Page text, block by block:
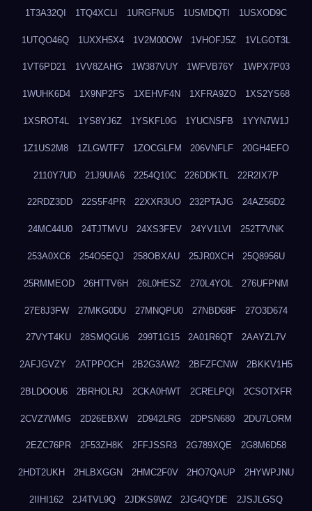
1T3A32QI 1TQ4XCLI 1URGFNU5 1USMDQTI 1USXOD9C
1UTQO46Q 1UXXH5X4 1V2M00OW 1VHOFJ5Z 1VLGOT3L
1VT6PD21 1VV8ZAHG 1W387VUY 1WFVB76Y 1WPX7P03
1WUHK6D4 1X9NP2FS 1XEHVF4N 1XFRA9ZO 1XS2YS68
1XSROT4L 1YS8YJ6Z 1YSKFL0G 1YUCNSFB 1YYN7W1J
1Z1US2M8 1ZLGWTF7 1ZOCGLFM 206VNFLF 20GH4EFO
2110Y7UD 21J9UIA6 2254Q10C 226DDKTL 22R2IX7P
22RDZ3DD 22S5F4PR 22XXR3UO 232PTAJG 24AZ56D2
24MC44U0 24TJTMVU 24XS3FEV 24YV1LVI 252T7VNK
253A0XC6 254O5EQJ 258OBXAU 25JR0XCH 25Q8956U
25RMMEOD 26HTTV6H 26L0HESZ 270L4YOL 276UFPNM
27E8J3FW 27MKG0DU 27MNQPU0 27NBD68F 27O3D674
27VYT4KU 28SMQGU6 299T1G15 2A01R6QT 2AAYZL7V
2AFJGVZY 2ATPPOCH 2B2G3AW2 2BFZFCNW 2BKKV1H5
2BLDOOU6 2BRHOLRJ 2CKA0HWT 2CRELPQI 2CSOTXFR
2CVZ7WMG 2D26EBXW 2D942LRG 2DPSN680 2DU7LORM
2EZC76PR 2F53ZH8K 2FFJSSR3 2G789XQE 2G8M6D58
2HDT2UKH 2HLBXGGN 2HMC2F0V 2HO7QAUP 2HYWPJNU
2IIHI162 2J4TVL9Q 2JDKS9WZ 2JG4QYDE 2JSJLGSQ